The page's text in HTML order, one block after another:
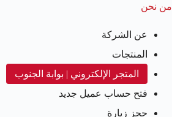
من نحن
عن الشركة
المنتجات
المتجر الإلكتروني | بوابة الجنوب
فتح حساب عميل جديد
حجز زيارة